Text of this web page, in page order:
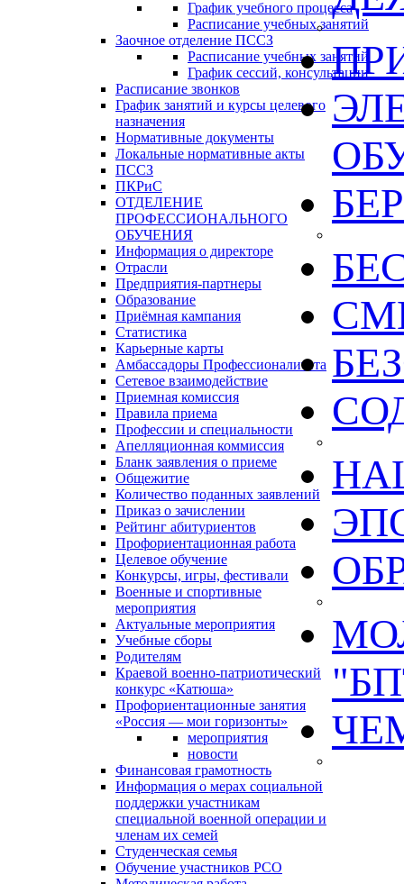
График учебного процесса
Расписание учебных занятий
Заочное отделение ПССЗ
Расписание учебных занятий
График сессий, консультации
Расписание звонков
График занятий и курсы целевого
назначения
Нормативные документы
Локальные нормативные акты
ПССЗ
ПКРиС
ОТДЕЛЕНИЕ
ПРОФЕССИОНАЛЬНОГО
ОБУЧЕНИЯ
Информация о директоре
Отрасли
Предприятия-партнеры
Образование
Приёмная кампания
Статистика
Карьерные карты
Амбассадоры Профессионалитета
Сетевое взаимодействие
Приемная комиссия
Правила приема
Профессии и специальности
Апелляционная коммиссия
Бланк заявления о приеме
Общежитие
Количество поданных заявлений
Приказ о зачислении
Рейтинг абитуриентов
Профориентационная работа
Целевое обучение
Конкурсы, игры, фестивали
Военные и спортивные
мероприятия
Актуальные мероприятия
Учебные сборы
Родителям
Краевой военно-патриотический
конкурс «Катюша»
Профориентационные занятия
«Россия — мои горизонты»
мероприятия
новости
Финансовая грамотность
Информация о мерах социальной
поддержки участникам
специальной военной операции и
членам их семей
Студенческая семья
Обучение участников РСО